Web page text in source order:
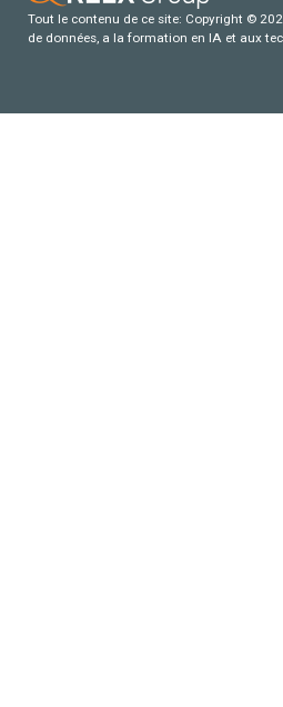
Tout le contenu de ce site: Copyright ©
de données, a la formation en IA et aux